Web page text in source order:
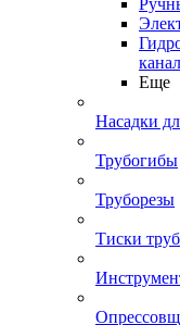
Еще
Насадки
Трубогибы
Труборезы
Тиски